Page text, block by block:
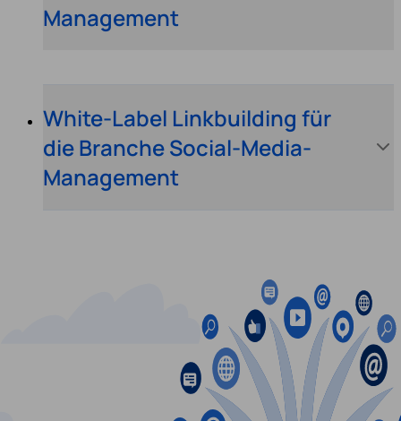
Management
White-Label Linkbuilding für
die Branche Social-Media-
Management